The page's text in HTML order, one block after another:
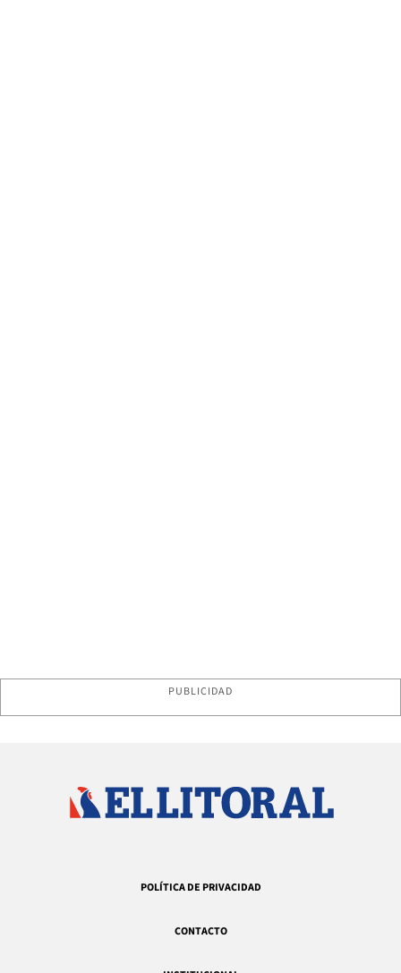
PUBLICIDAD
POLÍTICA DE PRIVACIDAD
CONTACTO